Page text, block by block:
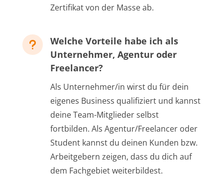
Zertifikat von der Masse ab.
u
Welche Vorteile habe ich als
Unternehmer, Agentur oder
Freelancer?
Als Unternehmer/in wirst du für dein
eigenes Business qualifiziert und kannst
deine Team-Mitglieder selbst
fortbilden. Als Agentur/Freelancer oder
Student kannst du deinen Kunden bzw.
Arbeitgebern zeigen, dass du dich auf
dem Fachgebiet weiterbildest.